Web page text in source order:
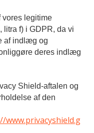
vores legitime
litra f) i GDPR, da vi
af indlæg og
deres indlæg
Shield-aftalen og
af den
www.privacyshield.g